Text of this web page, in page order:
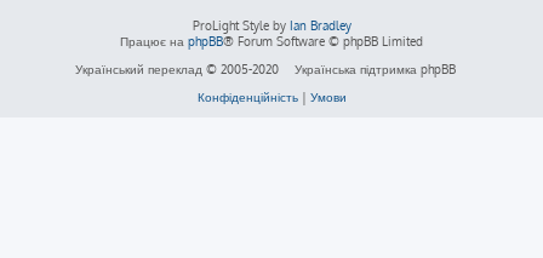
ProLight Style by Ian Bradley
Працює на phpBB® Forum Software © phpBB Limited
Український переклад © 2005-2020
Українська підтримка phpBB
Конфіденційність| Умови